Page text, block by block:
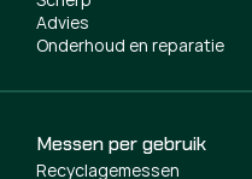
Advies
Onderhoud en reparatie
Messen per gebruik
Recyclagemessen